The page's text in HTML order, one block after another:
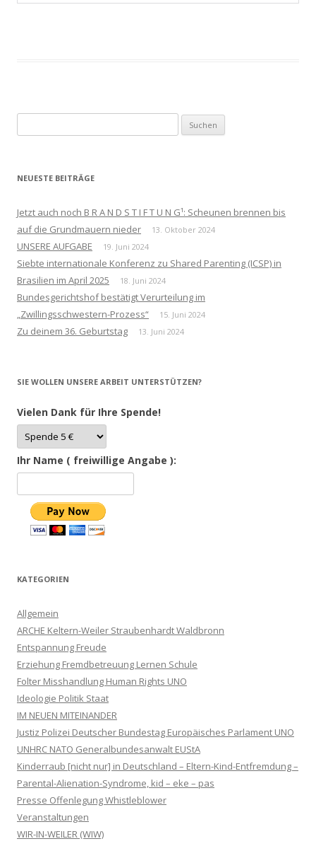
nach:
NEUESTE BEITRÄGE
Jetzt auch noch B R A N D S T I F T U N G¹: Scheunen brennen bis
auf die Grundmauern nieder
13. Oktober 2024
UNSERE AUFGABE 19. Juni 2024
Siebte internationale Konferenz zu Shared Parenting (ICSP) in
Brasilien im April 2025
18. Juni 2024
Bundesgerichtshof bestätigt Verurteilung im
„Zwillingsschwestern-Prozess“
15. Juni 2024
Zu deinem 36. Geburtstag 13. Juni 2024
SIE WOLLEN UNSERE ARBEIT UNTERSTÜTZEN?
Vielen Dank für Ihre Spende!
Ihr Name ( freiwillige Angabe ):
KATEGORIEN
Allgemein
ARCHE Keltern-Weiler Straubenhardt Waldbronn
Entspannung Freude
Erziehung Fremdbetreuung Lernen Schule
Folter Misshandlung Human Rights UNO
Ideologie Politik Staat
IM NEUEN MITEINANDER
Justiz Polizei Deutscher Bundestag Europäisches Parlament UNO
UNHRC NATO Generalbundesanwalt EUStA
Kinderraub [nicht nur] in Deutschland – Eltern-Kind-Entfremdung –
Parental-Alienation-Syndrome, kid – eke – pas
Presse Offenlegung Whistleblower
Veranstaltungen
WIR-IN-WEILER (WIW)